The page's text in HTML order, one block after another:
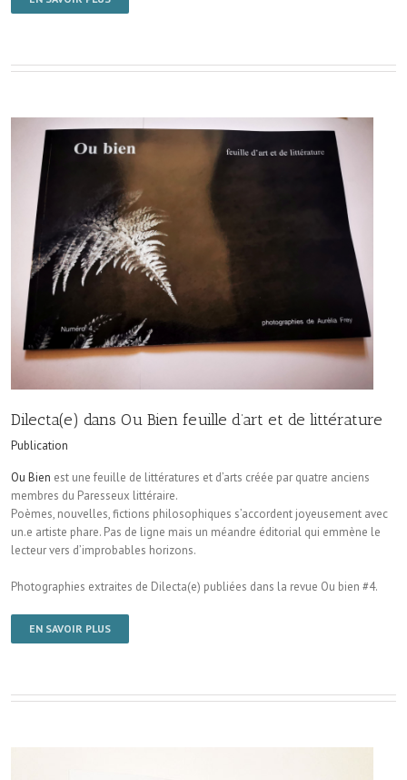
Dilecta(e) dans Ou Bien feuille d’art et de littérature
Publication
Ou Bien est une feuille de littératures et d’arts créée par quatre anciens
membres du Paresseux littéraire.
Poèmes, nouvelles, fictions philosophiques s’accordent joyeusement avec
un.e artiste phare. Pas de ligne mais un méandre éditorial qui emmène le
lecteur vers d’improbables horizons.
Photographies extraites de Dilecta(e) publiées dans la revue Ou bien #4.
EN SAVOIR PLUS